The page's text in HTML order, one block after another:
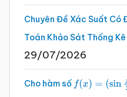
Chuyên Đề Xác Suất Có
Toán Khảo Sát Thống
29/07/2026
Cho hàm số f(x)=(sinx2